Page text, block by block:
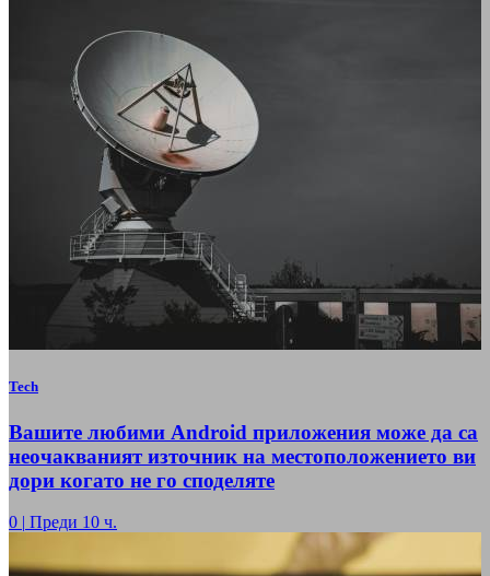
Tech
Вашите любими Android приложения може да са
неочакваният източник на местоположението ви
дори когато не го споделяте
0 | Преди 10 ч.